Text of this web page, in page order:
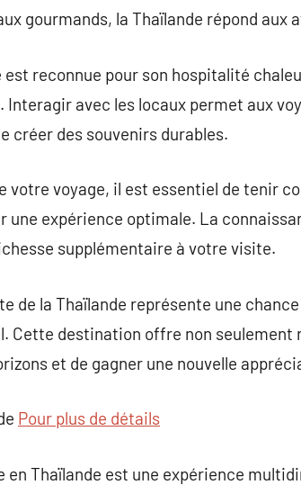
gourmands, la Thaïlande répond aux
est reconnue pour son hospitalité
avec les locaux permet aux
créer des souvenirs durables.
votre voyage, il est essentiel de tenir
une expérience optimale. La
supplémentaire à votre visite.
de la Thaïlande représente une
Cette destination offre non
et de gagner une nouvelle
Pour plus de détails
en Thaïlande est une expérience